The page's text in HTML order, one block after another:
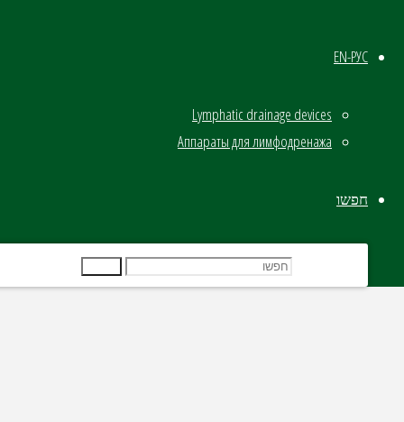
EN-РУС
Lymphatic drainage devices
Аппараты для лимфодренажа
חפשו
אבל בלי לחכות לתור